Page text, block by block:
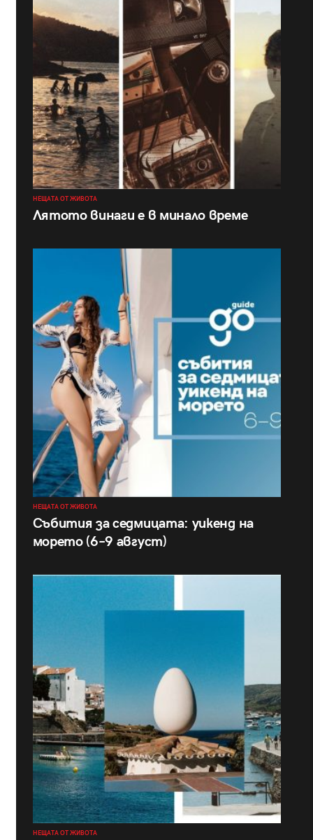
НЕЩАТА ОТ ЖИВОТА
Лятото винаги е в минало време
НЕЩАТА ОТ ЖИВОТА
Събития за седмицата: уикенд на
морето (6–9 август)
НЕЩАТА ОТ ЖИВОТА